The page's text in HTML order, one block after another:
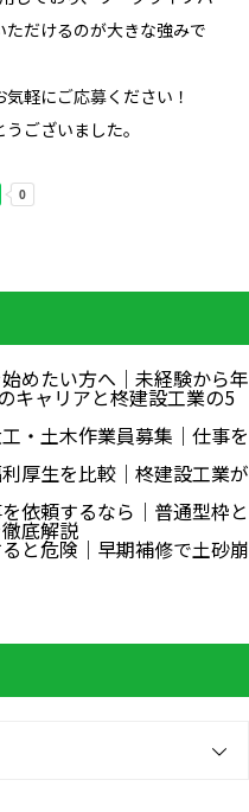
だけるのが大きな強みで
気軽にご応募ください！
ございました。
めたい方へ｜未経験から年
キャリアと柊建設工業の5
・土木作業員募集｜仕事を
厚生を比較｜柊建設工業が
依頼するなら｜普通型枠と
底解説
と危険｜早期補修で土砂崩